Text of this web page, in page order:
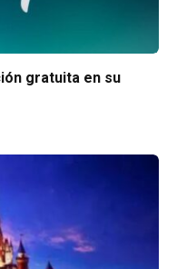
gratuita en su